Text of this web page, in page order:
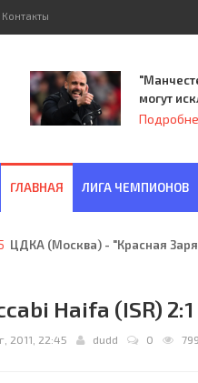
Контакты
могут
из Лиги
ГЛАВНАЯ ЛИГА ЧЕМПИОНОВ
ЦДКА (Москва) - "Красная
Haifa (ISR) 2:1
2011, 22:45 dudd 0 799